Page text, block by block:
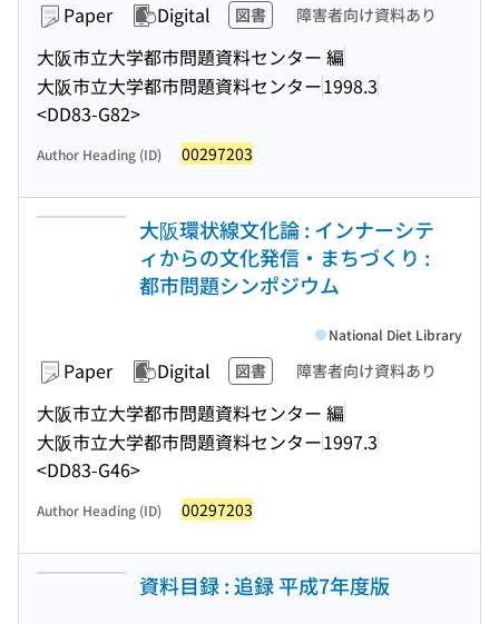
Paper Digital 図書 障害者向け資料あり
大阪市立大学都市問題資料センター 編
大阪市立大学都市問題資料センター1998.3
<DD83-G82>
Author Heading (ID) 00297203
大阪環状線文化論 : インナーシテ
ィからの文化発信・まちづくり :
都市問題シンポジウム
Paper Digital 図書 障害者向け資料あり
大阪市立大学都市問題資料センター 編
大阪市立大学都市問題資料センター1997.3
<DD83-G46>
National Diet Library
Author Heading (ID) 00297203
資料目録 : 追録 平成7年度版